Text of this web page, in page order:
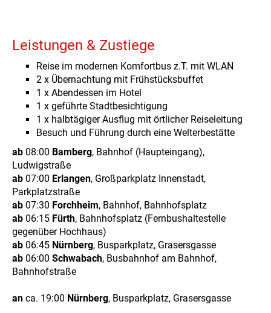
Leistungen & Zustiege
Reise im modernen Komfortbus z.T. mit WLAN
2 x Übernachtung mit Frühstücksbuffet
1 x Abendessen im Hotel
1 x geführte Stadtbesichtigung
1 x halbtägiger Ausflug mit örtlicher Reiseleitung
Besuch und Führung durch eine Welterbestätte
ab 08:00 Bamberg, Bahnhof (Haupteingang),
Ludwigstraße
ab 07:00 Erlangen, Großparkplatz Innenstadt,
Parkplatzstraße
ab 07:30 Forchheim, Bahnhof, Bahnhofsplatz
ab 06:15 Fürth, Bahnhofsplatz (Fernbushaltestelle
gegenüber Hochhaus)
ab 06:45 Nürnberg, Busparkplatz, Grasersgasse
ab 06:00 Schwabach, Busbahnhof am Bahnhof,
Bahnhofstraße
an ca. 19:00 Nürnberg, Busparkplatz, Grasersgasse